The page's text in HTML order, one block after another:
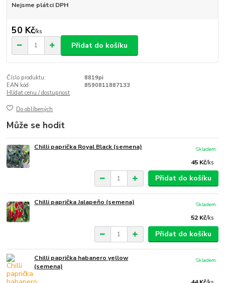
Nejsme plátci DPH
50 Kč/ks
Přidat do košíku
Číslo produktu:
8819pi
EAN kód:
8590811887133
Hlídat cenu / dostupnost
Do oblíbených
Může se hodit
Chilli paprička Royal Black (semena)
45 Kč/ks
Skladem
Přidat do košíku
Chilli paprička Jalapeňo (semena)
52 Kč/ks
Skladem
Přidat do košíku
Chilli paprička habanero yellow
(semena)
Skladem